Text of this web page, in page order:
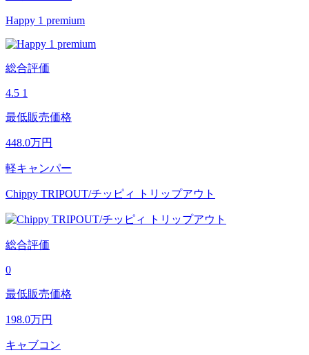
Happy 1 premium
総合評価
4.5 1
最低販売価格
448.0万円
軽キャンパー
Chippy TRIPOUT/チッピィ トリップアウト
総合評価
0
最低販売価格
198.0万円
キャブコン